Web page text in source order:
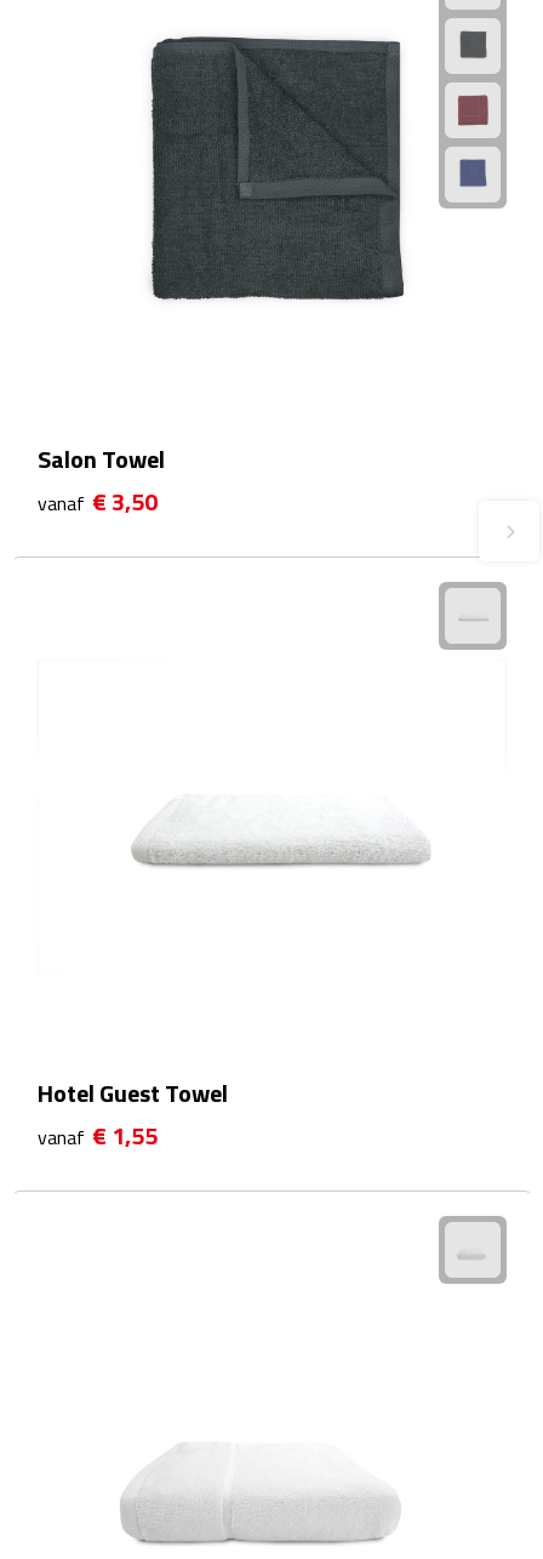
Fietsverlichting
Fiets reparatiesets
Bekers
Opvouwbare drinkfles
Waterflessen
Drinkglazen
Cocktailglazen
Salon Towel
vanaf € 3,50
Hotel Guest Towel
vanaf € 1,55